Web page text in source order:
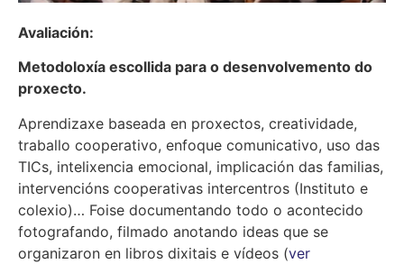
Avaliación:
Metodoloxía escollida para o desenvolvemento do
proxecto.
Aprendizaxe baseada en proxectos, creatividade,
traballo cooperativo, enfoque comunicativo, uso das
TICs, intelixencia emocional, implicación das familias,
intervencións cooperativas intercentros (Instituto e
colexio)… Foise documentando todo o acontecido
fotografando, filmado anotando ideas que se
organizaron en libros dixitais e vídeos (ver